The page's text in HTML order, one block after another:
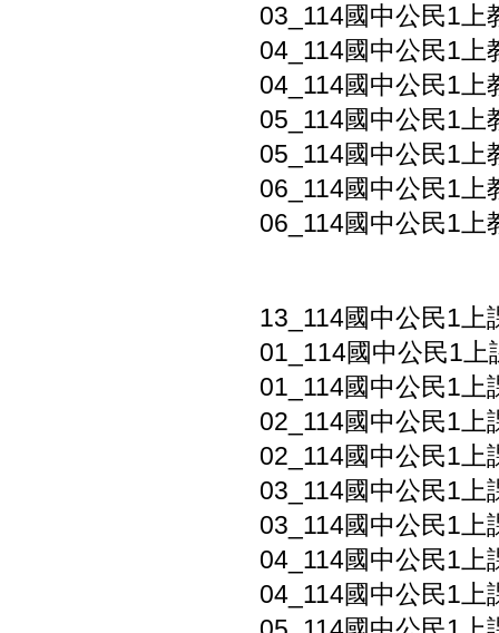
03_114國中公民1上
04_114國中公民1上
04_114國中公民1上
05_114國中公民1上
05_114國中公民1上
06_114國中公民1上
06_114國中公民1上
13_114國中公民1上
01_114國中公民1
01_114國中公民1上
02_114國中公民1上
02_114國中公民1上
03_114國中公民1上
03_114國中公民1上
04_114國中公民1上
04_114國中公民1上